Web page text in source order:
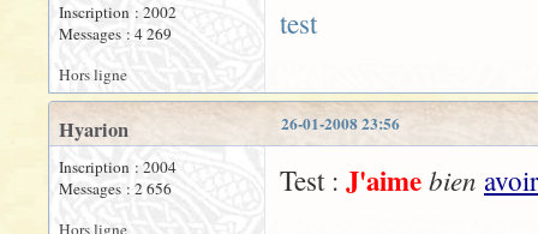
Inscription : 2002
Messages : 4 269
test
Hors ligne
26-01-2008 23:56
Hyarion
Inscription : 2004
Messages : 2 656
Test : J'aimebien avoir
Hors ligne